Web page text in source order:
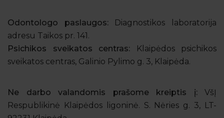
Odontologo paslaugos: Diagnostikos laboratorija
adresu Taikos pr. 141.
Psichikos sveikatos centras: Klaipėdos psichikos
sveikatos centras, Galinio Pylimo g. 3, Klaipėda.
Ne darbo valandomis prašome kreiptis į: VšĮ
Respublikinė Klaipėdos ligoninė. S. Nėries g. 3, LT-